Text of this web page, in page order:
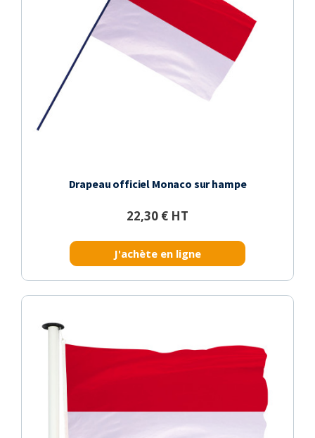
Drapeau officiel Monaco sur hampe
22,30 € HT
J'achète en ligne